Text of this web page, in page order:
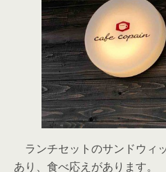
ランチセットのサンドウィ
あり、食べ応えがあります。